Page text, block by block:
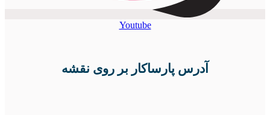
Youtube
آدرس پارساکار بر روی نقشه